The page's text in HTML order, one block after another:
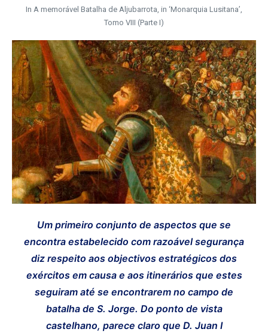
In A memorável Batalha de Aljubarrota, in ‘Monarquia Lusitana’,
Tomo VIII (Parte I)
Um primeiro conjunto de aspectos que se
encontra estabelecido com razoável segurança
diz respeito aos objectivos estratégicos dos
exércitos em causa e aos itinerários que estes
seguiram até se encontrarem no campo de
batalha de S. Jorge. Do ponto de vista
castelhano, parece claro que D. Juan I